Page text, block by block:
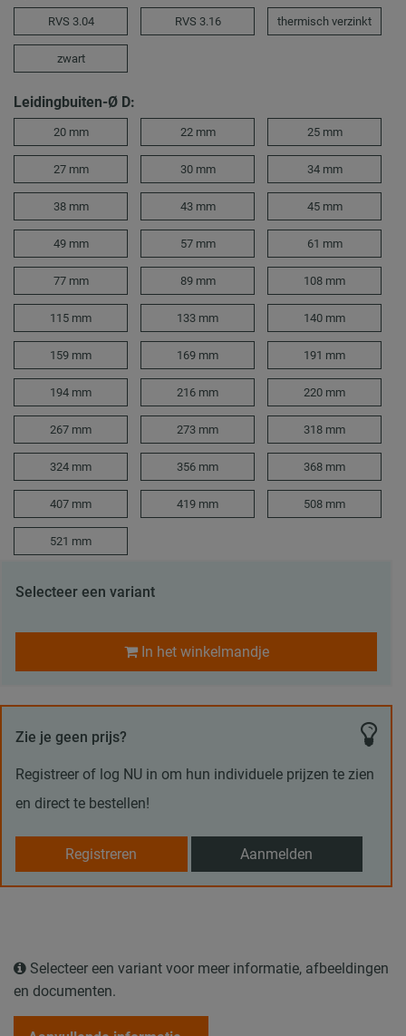
RVS 3.04 RVS 3.16 thermisch verzinkt
zwart
Leidingbuiten-Ø D:
20 mm 22 mm 25 mm
27 mm 30 mm 34 mm
38 mm 43 mm 45 mm
49 mm 57 mm 61 mm
77 mm 89 mm 108 mm
115 mm 133 mm 140 mm
159 mm 169 mm 191 mm
194 mm 216 mm 220 mm
267 mm 273 mm 318 mm
324 mm 356 mm 368 mm
407 mm 419 mm 508 mm
521 mm
Selecteer een variant
In het winkelmandje
Zie je geen prijs?
Registreer of log NU in om hun individuele prijzen te zien
en direct te bestellen!
Registreren Aanmelden
Selecteer een variant voor meer informatie, afbeeldingen
en documenten.